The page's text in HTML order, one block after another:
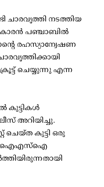
ചാരവൃത്തി നടത്തിയ
പഞ്ചാബില്‍
രഹസ്യാന്വേഷണ
ചെയ്യുന്നു എന്ന
കുട്ടികള്‍
അറിയിച്ചു.
ചെയ്ത കുട്ടി ഒരു
ഐഎസ്ഐ